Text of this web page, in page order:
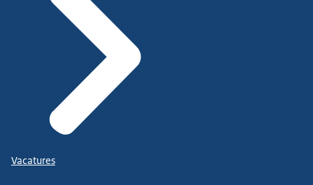
Vacatures